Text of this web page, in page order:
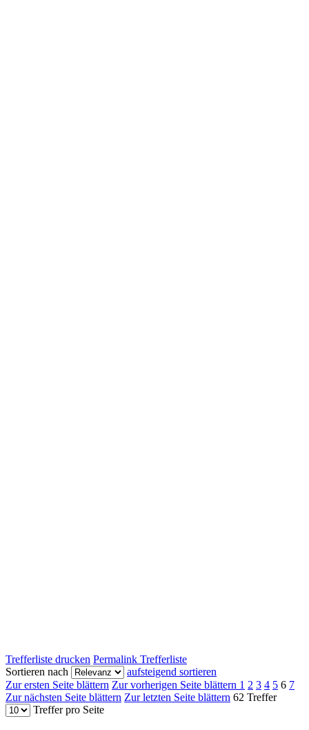
Trefferliste drucken Permalink Trefferliste
Sortieren nach
aufsteigend sortieren
Zur ersten Seite blättern Zur vorherigen Seite blättern 1 2 3 4 5 6 7
Zur nächsten Seite blättern Zur letzten Seite blättern 62 Treffer
Treffer pro Seite